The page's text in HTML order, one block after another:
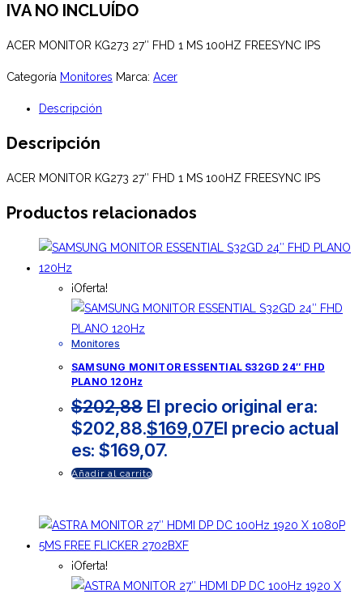
IVA NO INCLUÍDO
ACER MONITOR KG273 27″ FHD 1 MS 100HZ FREESYNC IPS
Categoría Monitores Marca: Acer
Descripción
Descripción
ACER MONITOR KG273 27″ FHD 1 MS 100HZ FREESYNC IPS
Productos relacionados
¡Oferta!
Monitores
SAMSUNG MONITOR ESSENTIAL S32GD 24″ FHD
PLANO 120Hz
$202,88 El precio original era:
$202,88.$169,07El precio actual
es: $169,07.
Añadir al carrito
¡Oferta!